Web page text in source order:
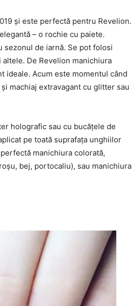
și este perfectă pentru Revelion.
– o rochie cu paiete.
de iarnă. Se pot folosi
altele. De Revelion manichiura
ideale. Acum este momentul când
machiaj extravagant cu glitter sau
holografic sau cu bucățele de
pe toată suprafața unghiilor
manichiura colorată,
bej, portocaliu), sau manichiura